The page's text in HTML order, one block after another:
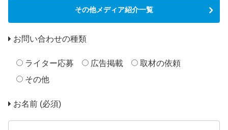
その他メディア紹介一覧
お問い合わせの種類
ライター応募 広告掲載
取材の依頼
その他
お名前 (必須)